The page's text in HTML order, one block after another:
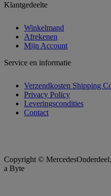
Klantgedeelte
Winkelmand
Afrekenen
Mijn Account
Service en informatie
Verzendkosten Shipping
Privacy Policy
Leveringscondities
Contact
Copyright ©
a Byte